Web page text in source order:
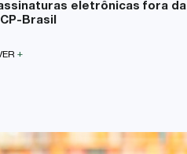
eletrônicas fora da
Brasil
+